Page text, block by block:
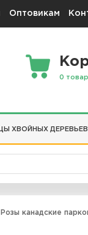
Оптовикам
0
ХВОЙНЫХ ДЕРЕВЬЕВ
Розы канадские